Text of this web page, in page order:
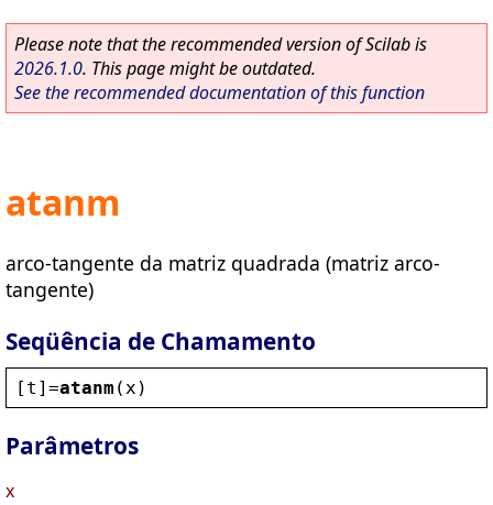
Please note that the recommended version of Scilab is
2026.1.0. This page might be outdated.
See the recommended documentation of this function
atanm
arco-tangente da matriz quadrada (matriz arco-
tangente)
Seqüência de Chamamento
[ t ]=atanm ( x )
Parâmetros
x